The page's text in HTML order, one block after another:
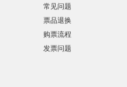
常见问题
票品退换
购票流程
发票问题